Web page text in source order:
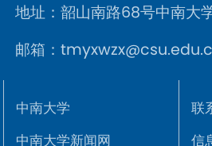
地址：韶山南路68号中南大
邮箱：
中南大学
中南大学新闻网
联
信